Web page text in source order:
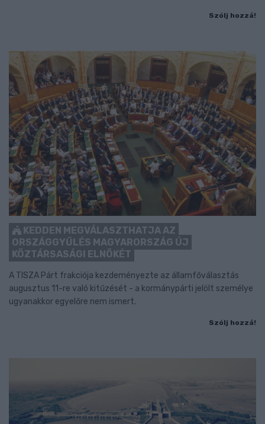
Szólj hozzá!
KEDDEN MEGVÁLASZTHATJA AZ
ORSZÁGGYŰLÉS MAGYARORSZÁG ÚJ
KÖZTÁRSASÁGI ELNÖKÉT
A TISZA Párt frakciója kezdeményezte az államfőválasztás
augusztus 11-re való kitűzését - a kormánypárti jelölt személye
ugyanakkor egyelőre nem ismert.
Szólj hozzá!